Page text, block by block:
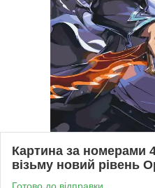
Картина за номерами
візьму новий рівень
Готово до відправки